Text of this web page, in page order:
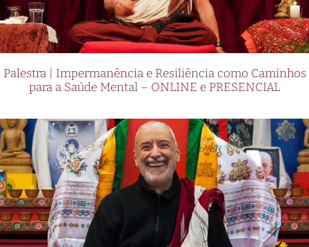
Palestra | Impermanência e Resiliência como Caminhos
para a Saúde Mental – ONLINE e PRESENCIAL